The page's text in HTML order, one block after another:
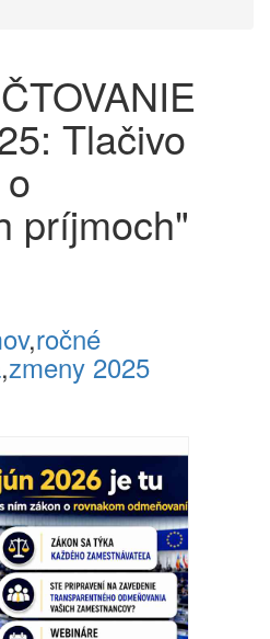
Tlačivo
príjmoch"
,ročné
,zmeny 2025